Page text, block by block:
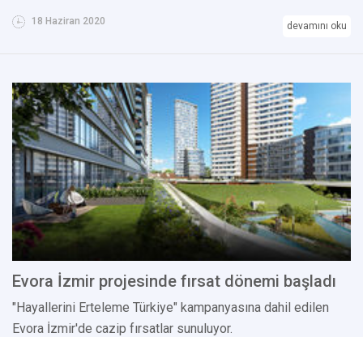
18 Haziran 2020 devamını oku
Evora İzmir projesinde fırsat dönemi başladı
"Hayallerini Erteleme Türkiye" kampanyasına dahil edilen
Evora İzmir'de cazip fırsatlar sunuluyor.